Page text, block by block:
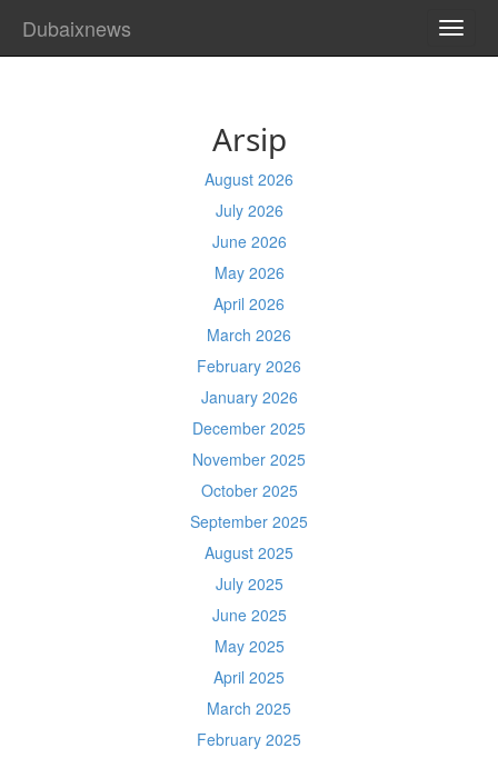
Dubaixnews
Arsip
August 2026
July 2026
June 2026
May 2026
April 2026
March 2026
February 2026
January 2026
December 2025
November 2025
October 2025
September 2025
August 2025
July 2025
June 2025
May 2025
April 2025
March 2025
February 2025